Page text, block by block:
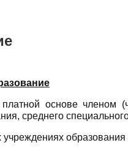
основе членом
среднего
учреждениях